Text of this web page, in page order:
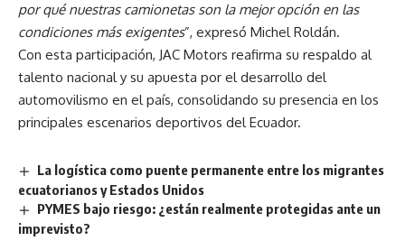
por qué nuestras camionetas son la mejor opción en las
condiciones más exigentes”, expresó Michel Roldán.
Con esta participación, JAC Motors reafirma su respaldo al
talento nacional y su apuesta por el desarrollo del
automovilismo en el país, consolidando su presencia en los
principales escenarios deportivos del Ecuador.
La logística como puente permanente entre los migrantes
ecuatorianos y Estados Unidos
PYMES bajo riesgo: ¿están realmente protegidas ante un
imprevisto?